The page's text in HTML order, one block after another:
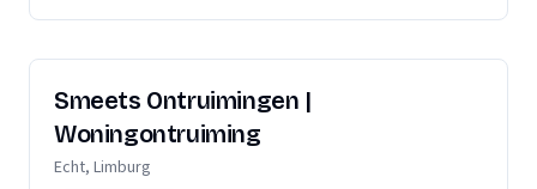
Smeets Ontruimingen |
Woningontruiming
Echt, Limburg